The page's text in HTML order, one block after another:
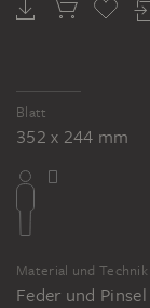
Blatt
352 x 244 mm
Material und Technik
Feder und